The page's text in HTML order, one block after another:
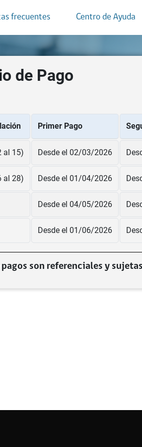
frecuentes Centro de Ayuda
de Pago
Primer Pago
al 15) Desde el 02/03/2026
al 28) Desde el 01/04/2026
Desde el 04/05/2026
Desde el 01/06/2026
pagos son referenciales y